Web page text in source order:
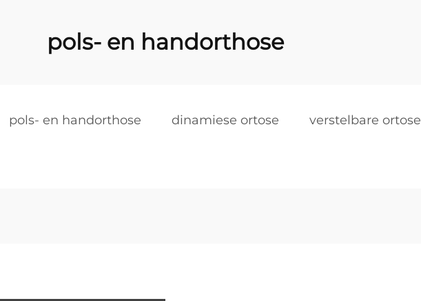
pols- en handorthose
pols- en handorthose dinamiese ortose verstelbare ortose